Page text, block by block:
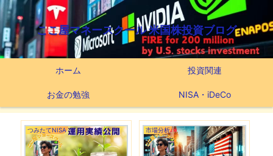
ここ屋マネースクール 米国株投資ブログ
ホーム 投資関連
お金の勉強 NISA・iDeCo
つみたてNISA 市場分析